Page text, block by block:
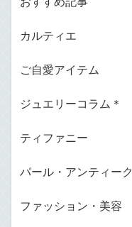
カルティエ
ご自愛アイテム
ジュエリーコラム＊
ティファニー
パール・アンティーク
ファッション・美容